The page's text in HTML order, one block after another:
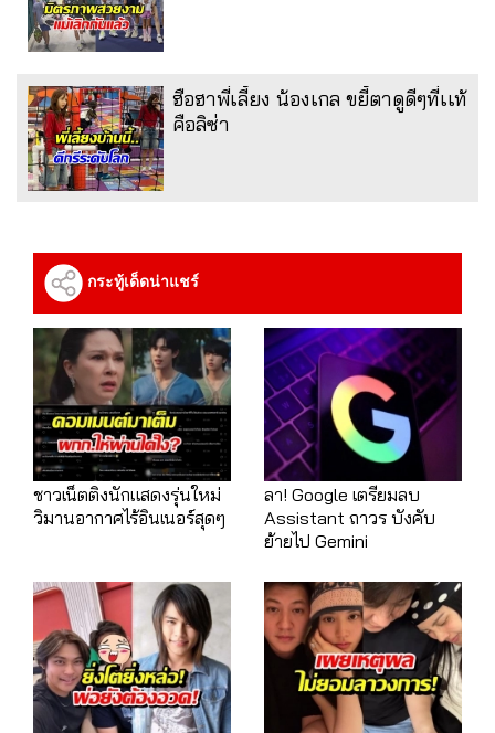
ฮือฮาพี่เลี้ยง น้องเกล ขยี้ตาดูดีๆที่เเท้
คือลิซ่า
กระทู้เด็ดน่าแชร์
ชาวเน็ตติงนักแสดงรุ่นใหม่
วิมานอากาศไร้อินเนอร์สุดๆ
ลา! Google เตรียมลบ
Assistant ถาวร บังคับ
ย้ายไป Gemini